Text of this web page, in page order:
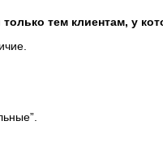
тем клиентам, у